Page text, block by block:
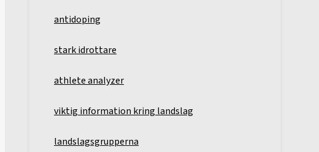
antidoping
stark idrottare
athlete analyzer
viktig information kring landslag
landslagsgrupperna